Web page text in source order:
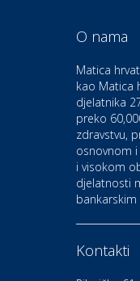
Odmor
Bistrica
Auto-
CIAK
Kultura i
Moda i
O nama
Matica
kao Matica
djelatnika
preko
zdravstvu,
osnovnom
i visokom
djelatnosti
Kontakti